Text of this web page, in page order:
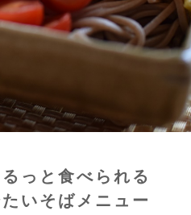
っと食べられる
いそばメニュー